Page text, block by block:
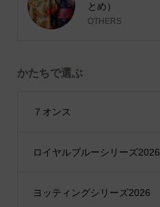
とめ）
OTHERS
かたちで選ぶ
７オンス
ロイヤルブルーシリーズ2026
ヨッティングシリーズ2026